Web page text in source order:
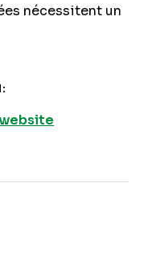
nécessitent un